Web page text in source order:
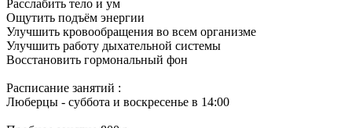
Расслабить тело и ум
Ощутить подъём энергии
Улучшить кровообращения во всем организме
Улучшить работу дыхательной системы
Восстановить гормональный фон
Расписание занятий :
Люберцы - суббота и воскресенье в 14:00